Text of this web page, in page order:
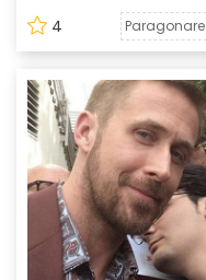
4 Paragonare